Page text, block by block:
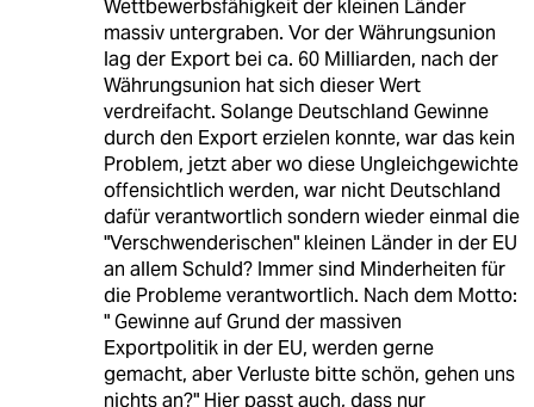
Wettbewerbsfähigkeit der kleinen Länder
massiv untergraben. Vor der Währungsunion
lag der Export bei ca. 60 Milliarden, nach der
Währungsunion hat sich dieser Wert
verdreifacht. Solange Deutschland Gewinne
durch den Export erzielen konnte, war das kein
Problem, jetzt aber wo diese Ungleichgewichte
offensichtlich werden, war nicht Deutschland
dafür verantwortlich sondern wieder einmal die
"Verschwenderischen" kleinen Länder in der EU
an allem Schuld? Immer sind Minderheiten für
die Probleme verantwortlich. Nach dem Motto:
" Gewinne auf Grund der massiven
Exportpolitik in der EU, werden gerne
gemacht, aber Verluste bitte schön, gehen uns
nichts an?" Hier passt auch, dass nur